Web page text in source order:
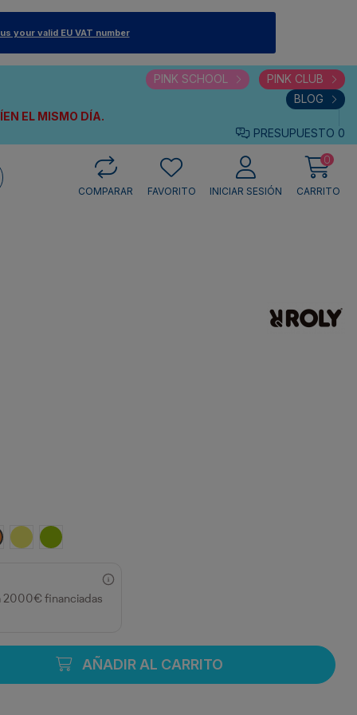
your valid EU VAT number
EL MISMO DÍA.
PINK SCHOOL
PINK CLUB
BLOG
PRESUPUESTO 0
COMPARAR
FAVORITO INICIAR SESIÓN
0
CARRITO
FLUOR
AMARILLO FLUOR
LIMA
2000€ financiadas
AÑADIR AL CARRITO